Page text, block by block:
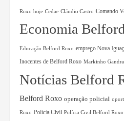
Roxo hoje Cedae Cláudio Castro Comando
Economia
Educação Belford Roxo emprego Nova
Inocentes de Belford Roxo Markinho Gandra
Notícias Belford
Belford Roxo operação policial
Roxo Polícia Civil Polícia Civil Belford Roxo